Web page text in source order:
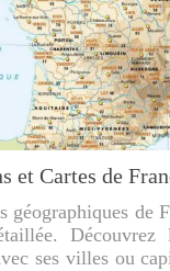
et Cartes de
géographiques de
Découvrez
ses villes ou